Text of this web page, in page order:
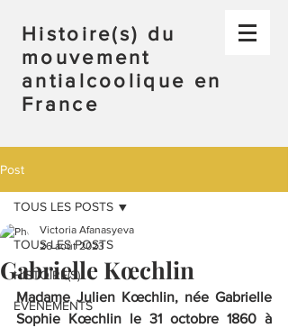
Histoire(s) du
mouvement
antialcoolique en
France
Post
TOUS LES POSTS
HISTOIRE(S)
ÉVÉNEMENTS
TOUS LES POSTS
Gabrielle Kœchlin
Victoria Afanasyeva
26 août 2023
Madame Julien Kœchlin, née Gabrielle
Sophie Kœchlin le 31 octobre 1860 à